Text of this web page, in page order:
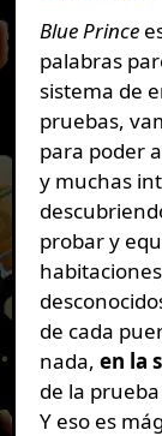
Blue Prince
palabras
sistema de
pruebas,
para poder
y muchas
probar y
de cada
nada, en la
de la
Y eso es